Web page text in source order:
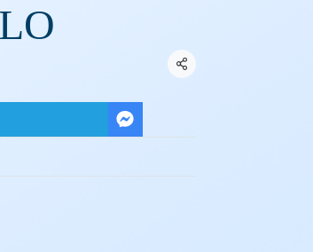
แชร์